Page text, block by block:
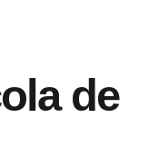
de